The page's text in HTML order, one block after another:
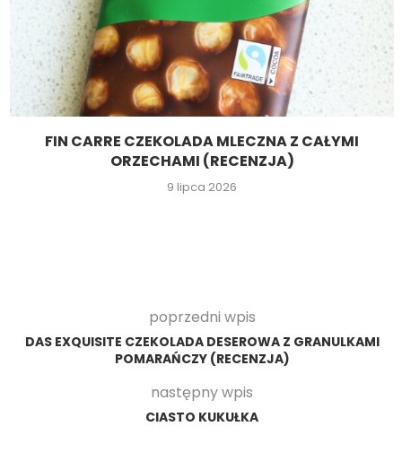
FIN CARRE CZEKOLADA MLECZNA Z CAŁYMI
ORZECHAMI (RECENZJA)
9 lipca 2026
poprzedni wpis
DAS EXQUISITE CZEKOLADA DESEROWA Z GRANULKAMI
POMARAŃCZY (RECENZJA)
następny wpis
CIASTO KUKUŁKA